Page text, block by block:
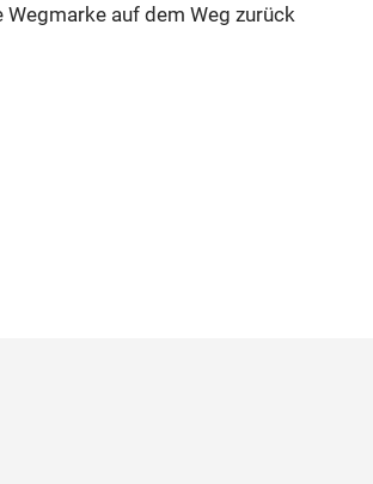
Wegmarke auf dem Weg zurück